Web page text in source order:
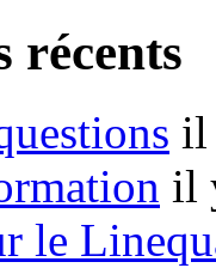
récents
il
il
le